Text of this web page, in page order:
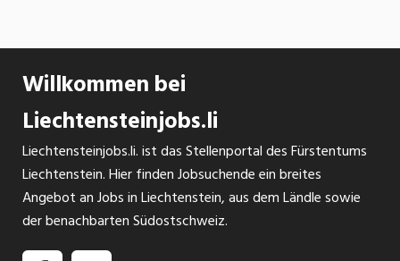
den Rahmen für eine moderne Gastronomie.
Willkommen bei
Liechtensteinjobs.li
Liechtensteinjobs.li. ist das Stellenportal des Fürstentums
Liechtenstein. Hier finden Jobsuchende ein breites
Angebot an Jobs in Liechtenstein, aus dem Ländle sowie
der benachbarten Südostschweiz.